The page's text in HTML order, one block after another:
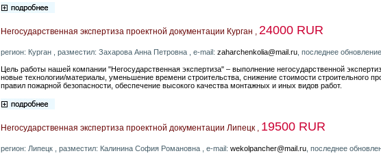
Негосударственная экспертиза проектной документации Курган , 24000 RUR
регион: Курган , разместил: Захарова Анна Петровна , e-mail: zaharchenkolia@mail.ru , последнее
Цель работы нашей компании "Негосударственная экспертиза" – выполнение негосударственной
новые технологии/материалы, уменьшение времени строительства, снижение стоимости строительного
правил пожарной безопасности, обеспечение высокого качества монтажных и иных видов работ.
Негосударственная экспертиза проектной документации Липецк , 19500 RUR
регион: Липецк , разместил: Калинина София Романовна , e-mail: wekolpancher@mail.ru , последнее